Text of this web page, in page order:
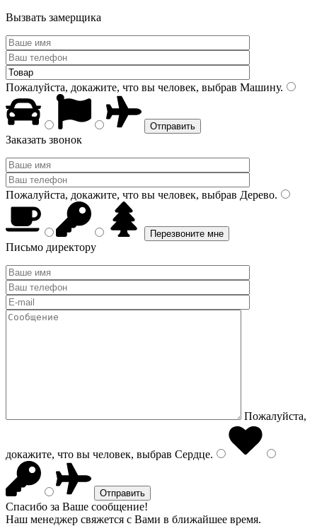
Вызвать замерщика
Пожалуйста, докажите, что вы человек, выбрав Машину.
Заказать звонок
Пожалуйста, докажите, что вы человек, выбрав Дерево.
Письмо директору
Пожалуйста,
докажите, что вы человек, выбрав Сердце.
Спасибо за Ваше сообщение!
Наш менеджер свяжется с Вами в ближайшее время.